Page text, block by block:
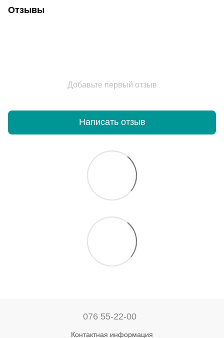
Отзывы
Добавьте первый отзыв
Написать отзыв
076 55-22-00
Контактная информация